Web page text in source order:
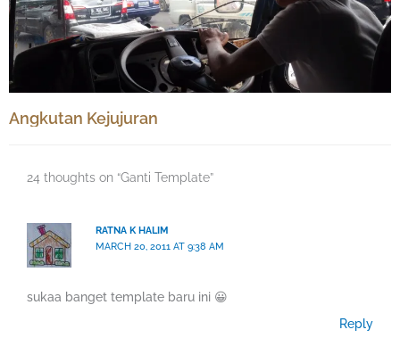
Angkutan Kejujuran
24 thoughts on “Ganti Template”
RATNA K HALIM
MARCH 20, 2011 AT 9:38 AM
sukaa banget template baru ini 😀
Reply